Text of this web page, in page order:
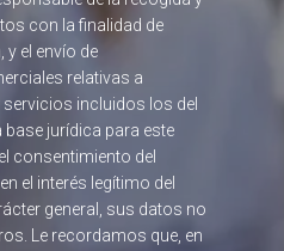
con la finalidad de
el envío de
relativas a
incluidos los del
base jurídica para este
consentimiento del
el interés legítimo del
general, sus datos no
Le recordamos que, en